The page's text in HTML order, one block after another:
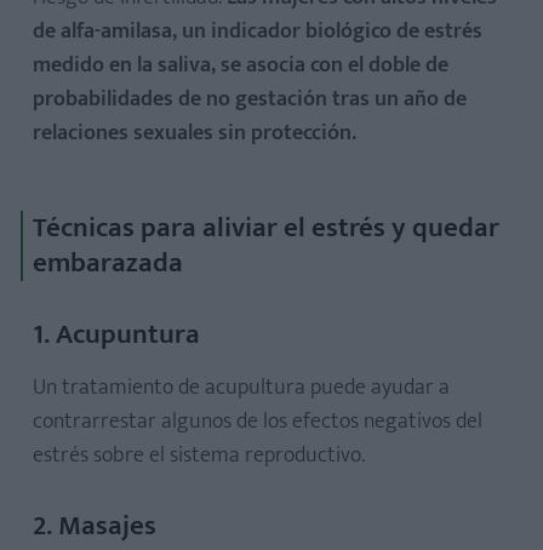
de alfa-amilasa, un indicador biológico de estrés
medido en la saliva, se asocia con el doble de
probabilidades de no gestación tras un año de
relaciones sexuales sin protección.
Técnicas para aliviar el estrés y quedar
embarazada
1. Acupuntura
Un tratamiento de acupultura puede ayudar a
contrarrestar algunos de los efectos negativos del
estrés sobre el sistema reproductivo.
2. Masajes